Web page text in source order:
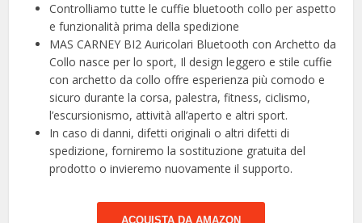
Controlliamo tutte le cuffie bluetooth collo per aspetto
e funzionalità prima della spedizione
MAS CARNEY BI2 Auricolari Bluetooth con Archetto da
Collo nasce per lo sport, Il design leggero e stile cuffie
con archetto da collo offre esperienza più comodo e
sicuro durante la corsa, palestra, fitness, ciclismo,
l’escursionismo, attività all’aperto e altri sport.
In caso di danni, difetti originali o altri difetti di
spedizione, forniremo la sostituzione gratuita del
prodotto o invieremo nuovamente il supporto.
ACQUISTA DA AMAZON